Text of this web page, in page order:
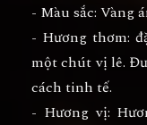
- Màu sắc: Vàng
- Hương thơm:
một chút vị lê.
cách tinh tế.
- Hương vị: